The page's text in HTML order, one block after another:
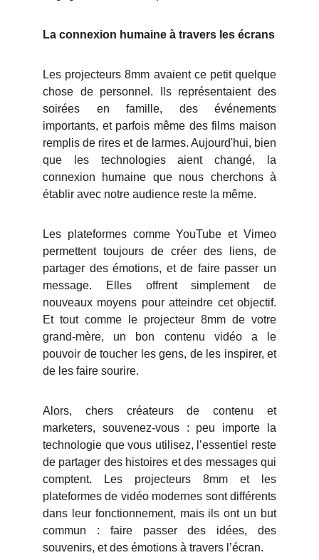
La connexion humaine à travers les écrans
Les projecteurs 8mm avaient ce petit quelque
chose de personnel. Ils représentaient des
soirées en famille, des événements
importants, et parfois même des films maison
remplis de rires et de larmes. Aujourd'hui, bien
que les technologies aient changé, la
connexion humaine que nous cherchons à
établir avec notre audience reste la même.
Les plateformes comme YouTube et Vimeo
permettent toujours de créer des liens, de
partager des émotions, et de faire passer un
message. Elles offrent simplement de
nouveaux moyens pour atteindre cet objectif.
Et tout comme le projecteur 8mm de votre
grand-mère, un bon contenu vidéo a le
pouvoir de toucher les gens, de les inspirer, et
de les faire sourire.
Alors, chers créateurs de contenu et
marketers, souvenez-vous : peu importe la
technologie que vous utilisez, l’essentiel reste
de partager des histoires et des messages qui
comptent. Les projecteurs 8mm et les
plateformes de vidéo modernes sont différents
dans leur fonctionnement, mais ils ont un but
commun : faire passer des idées, des
souvenirs, et des émotions à travers l’écran.